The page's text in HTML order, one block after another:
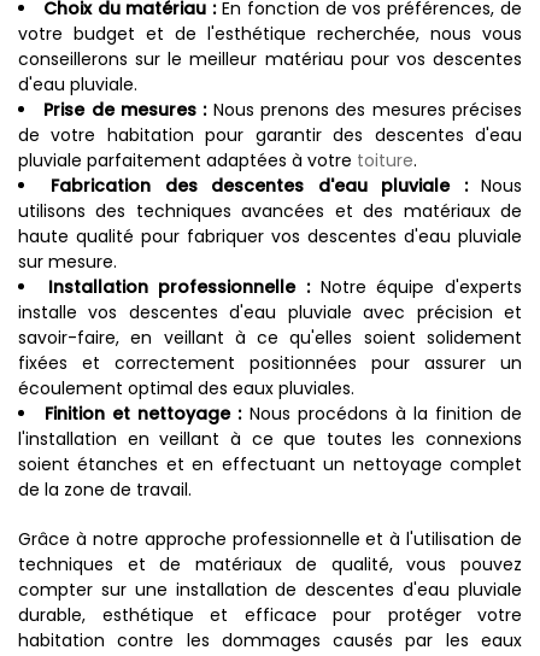
Choix du matériau :En fonction de vos préférences, de
votre budget et de l'esthétique recherchée, nous vous
conseillerons sur le meilleur matériau pour vos descentes
d'eau pluviale.
Prise de mesures :Nous prenons des mesures précises
de votre habitation pour garantir des descentes d'eau
pluviale parfaitement adaptées à votre toiture.
Fabrication des descentes d'eau pluviale :Nous
utilisons des techniques avancées et des matériaux de
haute qualité pour fabriquer vos descentes d'eau pluviale
sur mesure.
Installation professionnelle :Notre équipe d'experts
installe vos descentes d'eau pluviale avec précision et
savoir-faire, en veillant à ce qu'elles soient solidement
fixées et correctement positionnées pour assurer un
écoulement optimal des eaux pluviales.
Finition et nettoyage :Nous procédons à la finition de
l'installation en veillant à ce que toutes les connexions
soient étanches et en effectuant un nettoyage complet
de la zone de travail.
Grâce à notre approche professionnelle et à l'utilisation de
techniques et de matériaux de qualité, vous pouvez
compter sur une installation de descentes d'eau pluviale
durable, esthétique et efficace pour protéger votre
habitation contre les dommages causés par les eaux